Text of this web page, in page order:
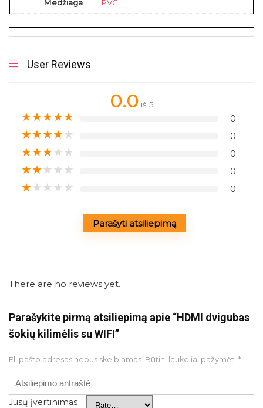
Medžiaga PVC
User Reviews
0.0 iš 5
★★★★★ 0
★★★★★ 0
★★★★★ 0
★★★★★ 0
★★★★★ 0
Parašyti atsiliepimą
There are no reviews yet.
Parašykite pirmą atsiliepimą apie “HDMI dvigubas
šokių kilimėlis su WIFI”
El. pašto adresas nebus skelbiamas. Būtini laukeliai pažymėti *
Jūsų įvertinimas